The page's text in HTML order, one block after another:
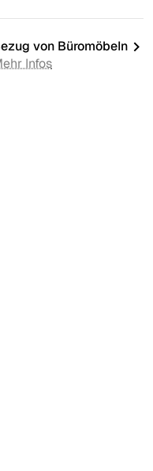
von Büromöbeln
Infos